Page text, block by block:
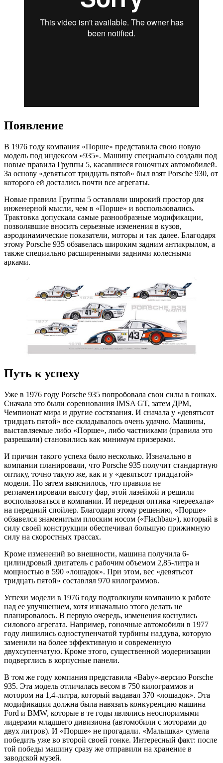
Появление
В 1976 году компания «Порше» представила свою новую
модель под индексом «935». Машину специально создали под
новые правила Группы 5, касавшиеся гоночных автомобилей.
За основу «девятьсот тридцать пятой» был взят Porsche 930, от
которого ей достались почти все агрегаты.
Новые правила Группы 5 оставляли широкий простор для
инженерной мысли, чем в «Порше» и воспользовались.
Трактовка допускала самые разнообразные модификации,
позволявшие вносить серьезные изменения в кузов,
аэродинамические показатели, моторы и так далее. Благодаря
этому Porsche 935 обзавелась широким задним антикрылом, а
также специально расширенными задними колесными
арками.
Путь к успеху
Уже в 1976 году Porsche 935 попробовала свои силы в гонках.
Сначала это были соревнования IMSA GT, затем ДРМ,
Чемпионат мира и другие состязания. И сначала у «девятьсот
тридцать пятой» все складывалось очень удачно. Машины,
выставляемые либо «Порше», либо частниками (правила это
разрешали) становились как минимум призерами.
И причин такого успеха было несколько. Изначально в
компании планировали, что Porsche 935 получит стандартную
оптику, точно такую же, как и у «девятьсот тридцатой»
модели. Но затем выяснилось, что правила не
регламентировали высоту фар, этой лазейкой и решили
воспользоваться в компании. И передняя оптика «переехала»
на передний спойлер. Благодаря этому решению, «Порше»
обзавелся знаменитым плоским носом («Flachbau»), который в
силу своей конструкции обеспечивал большую прижимную
силу на скоростных трассах.
Кроме изменений во внешности, машина получила 6-
цилиндровый двигатель с рабочим объемом 2,85-литра и
мощностью в 590 «лошадок». При этом, вес «девятьсот
тридцать пятой» составлял 970 килограммов.
Успехи модели в 1976 году подтолкнули компанию к работе
над ее улучшением, хотя изначально этого делать не
планировалось. В первую очередь, изменения коснулись
силового агрегата. Например, гоночные автомобили в 1977
году лишились одноступенчатой турбины наддува, которую
заменили на более эффективную и современную
двухсупенчатую. Кроме этого, существенной модернизации
подверглись в корпусные панели.
В том же году компания представила «Baby»-версию Porsche
935. Эта модель отличалась весом в 750 килограммов и
мотором на 1,4-литра, который выдавал 370 «лошадок». Эта
модификация должна была навязать конкуренцию машина
Ford и BMW, которые в те годы являлись неоспоримыми
лидерами младшего дивизиона (автомобили с моторами до
двух литров). И «Порше» не прогадали. «Малышка» сумела
победить уже во второй своей гонке. Интересный факт: после
той победы машину сразу же отправили на хранение в
заводской музей.